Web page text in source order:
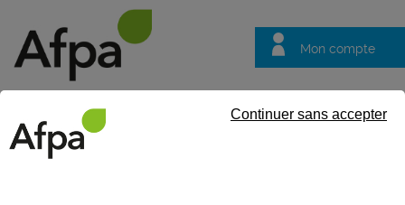
Mon compte
questions
Continuer sans accepter